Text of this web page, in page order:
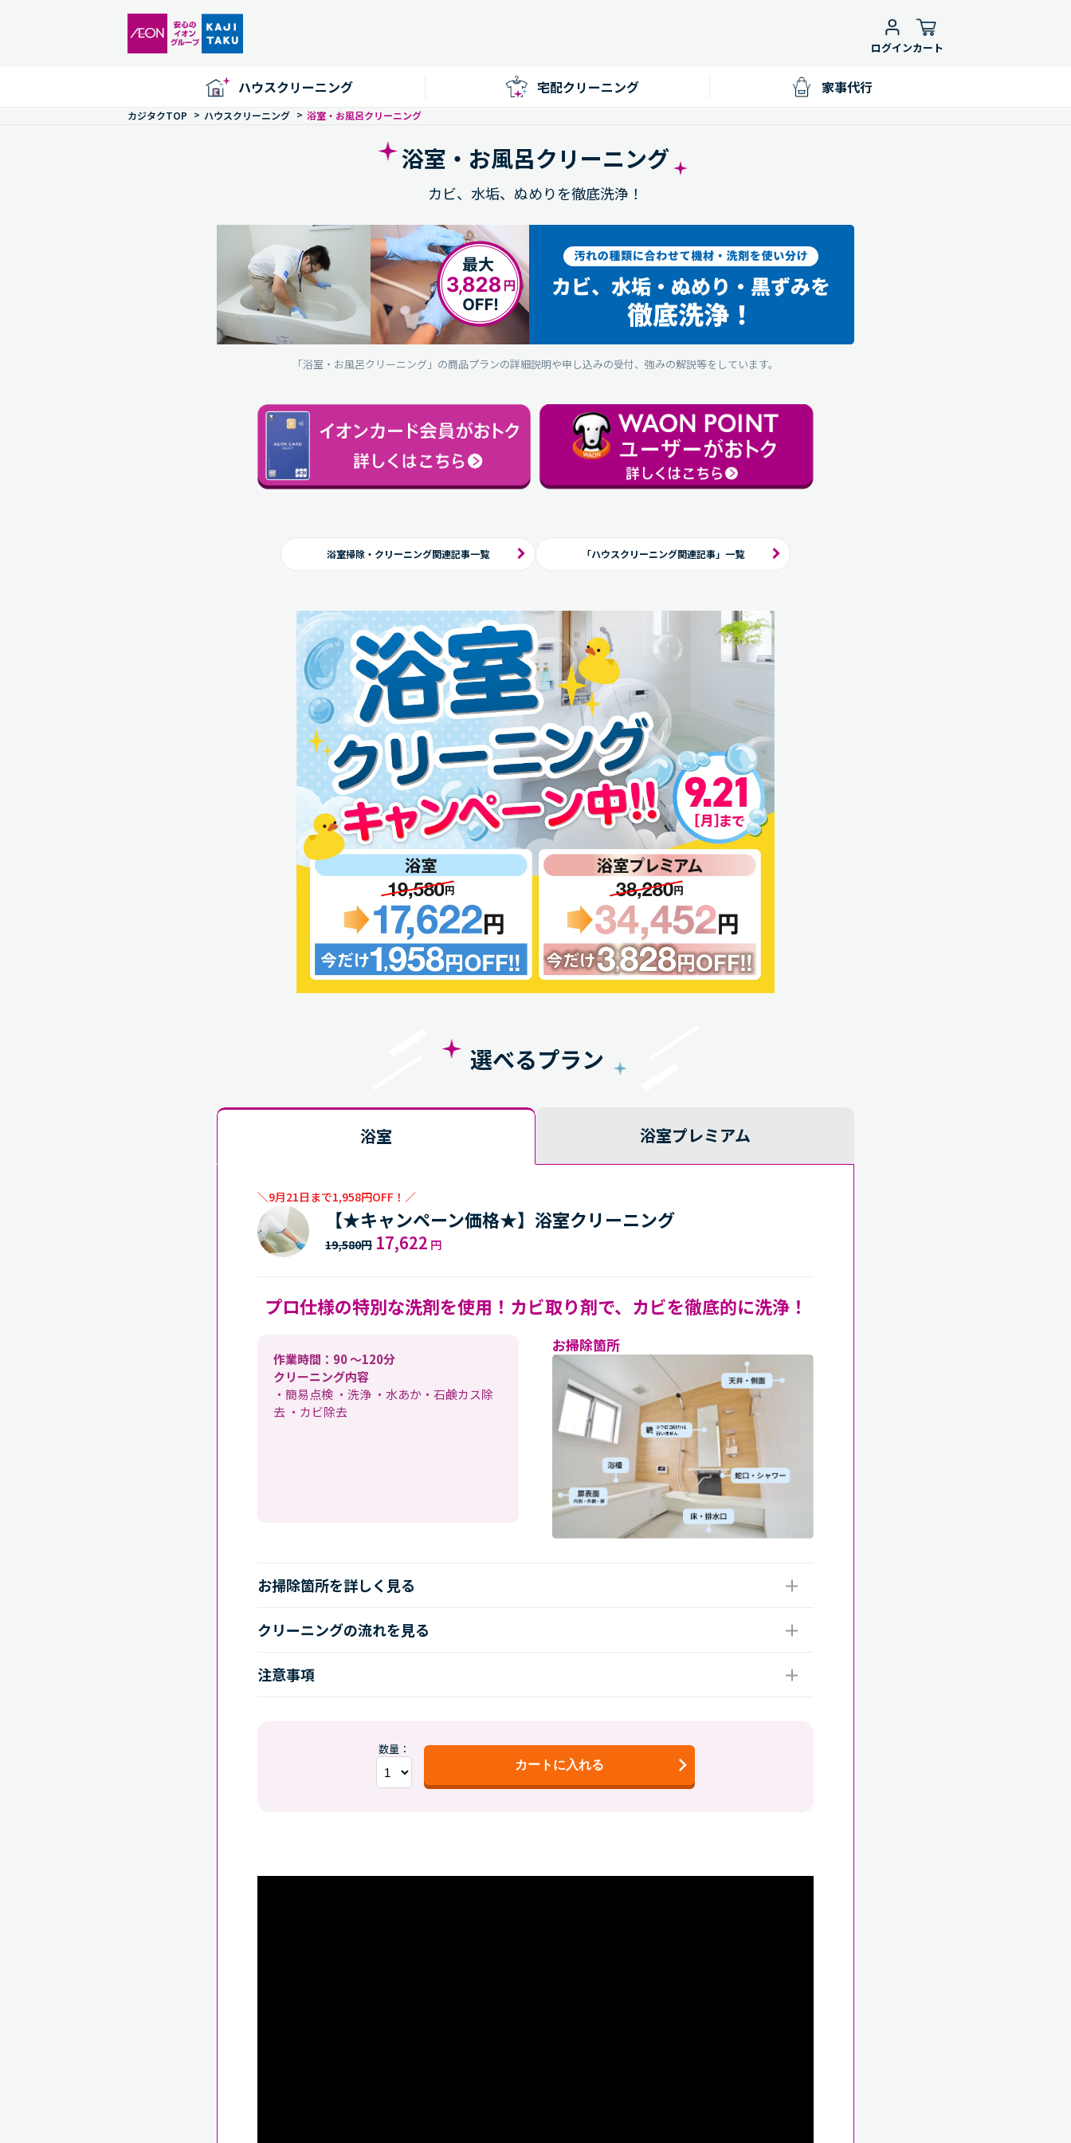
ログインカート
ハウスクリーニング 宅配クリーニング 家事代行
カジタクTOP > ハウスクリーニング > 浴室・お風呂クリーニング
浴室・お風呂クリーニング
カビ、水垢、ぬめりを徹底洗浄！
「浴室・お風呂クリーニング」の商品プランの詳細説明や申し込みの受付、強みの解説等をしています。
浴室掃除・クリーニング関連記事一覧 「ハウスクリーニング関連記事」一覧
選べるプラン
浴室 浴室プレミアム
＼9月21日まで1,958円OFF！／
【★キャンペーン価格★】浴室クリーニング
19,580円 17,622 円
プロ仕様の特別な洗剤を使用！ カビ取り剤で、カビを徹底的に洗浄！
作業時間：90 〜120分
クリーニング内容
・簡易点検 ・洗浄 ・水あか・石鹸カス除
去 ・カビ除去
お掃除箇所
お掃除箇所を詳しく見る
クリーニングの流れを見る
注意事項
数量：
カートに入れる